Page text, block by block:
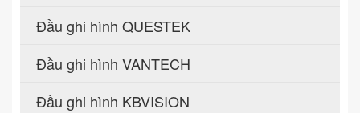
Đầu ghi hình QUESTEK
Đầu ghi hình VANTECH
Đầu ghi hình KBVISION